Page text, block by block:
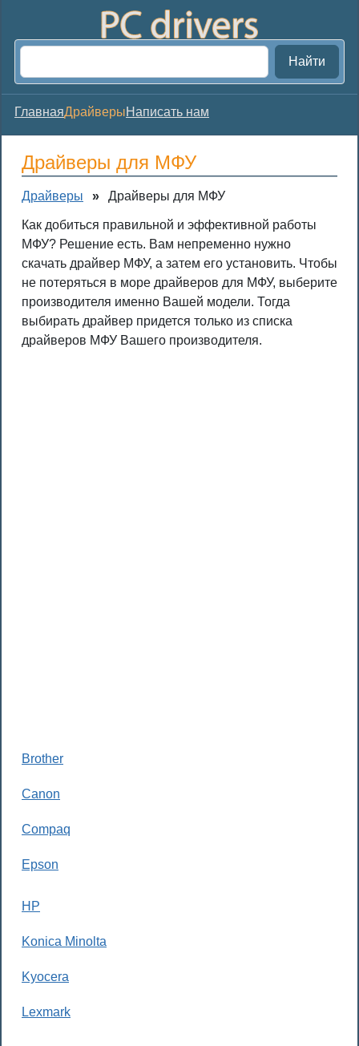
Найти
ГлавнаяДрайверыНаписать нам
Драйверы для МФУ
Драйверы » Драйверы для МФУ
Как добиться правильной и эффективной работы
МФУ? Решение есть. Вам непременно нужно
скачать драйвер МФУ, а затем его установить. Чтобы
не потеряться в море драйверов для МФУ, выберите
производителя именно Вашей модели. Тогда
выбирать драйвер придется только из списка
драйверов МФУ Вашего производителя.
Brother
Canon
Compaq
Epson
HP
Konica Minolta
Kyocera
Lexmark